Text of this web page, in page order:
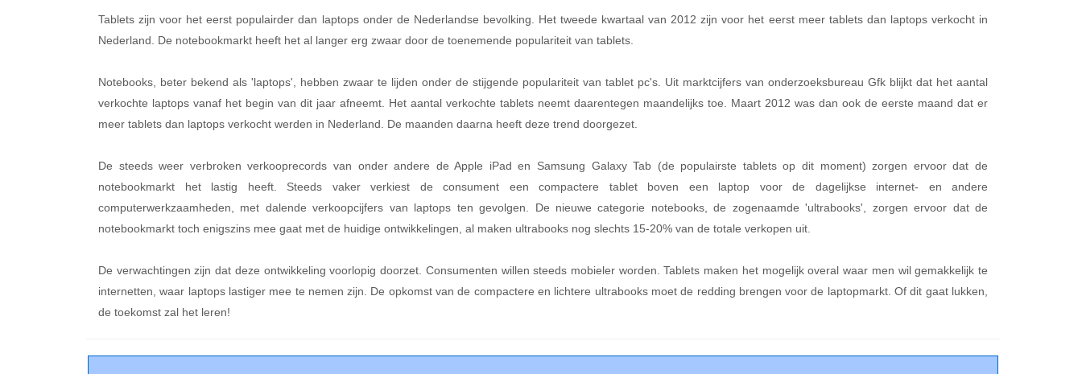
Tablets zijn voor het eerst populairder dan laptops onder de Nederlandse bevolking. Het tweede kwartaal van 2012 zijn voor het eerst meer tablets dan laptops verkocht in
Nederland. De notebookmarkt heeft het al langer erg zwaar door de toenemende populariteit van tablets.
Notebooks, beter bekend als 'laptops', hebben zwaar te lijden onder de stijgende populariteit van tablet pc's. Uit marktcijfers van onderzoeksbureau Gfk blijkt dat het aantal
verkochte laptops vanaf het begin van dit jaar afneemt. Het aantal verkochte tablets neemt daarentegen maandelijks toe. Maart 2012 was dan ook de eerste maand dat er
meer tablets dan laptops verkocht werden in Nederland. De maanden daarna heeft deze trend doorgezet.
De steeds weer verbroken verkooprecords van onder andere de Apple iPad en Samsung Galaxy Tab (de populairste tablets op dit moment) zorgen ervoor dat de
notebookmarkt het lastig heeft. Steeds vaker verkiest de consument een compactere tablet boven een laptop voor de dagelijkse internet- en andere
computerwerkzaamheden, met dalende verkoopcijfers van laptops ten gevolgen. De nieuwe categorie notebooks, de zogenaamde 'ultrabooks', zorgen ervoor dat de
notebookmarkt toch enigszins mee gaat met de huidige ontwikkelingen, al maken ultrabooks nog slechts 15-20% van de totale verkopen uit.
De verwachtingen zijn dat deze ontwikkeling voorlopig doorzet. Consumenten willen steeds mobieler worden. Tablets maken het mogelijk overal waar men wil gemakkelijk te
internetten, waar laptops lastiger mee te nemen zijn. De opkomst van de compactere en lichtere ultrabooks moet de redding brengen voor de laptopmarkt. Of dit gaat lukken,
de toekomst zal het leren!